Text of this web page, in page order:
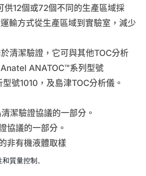
供12個或72個不同的生產區域採
輸方式從生產區域到實驗室，減少
清潔驗證，它可與其他TOC分析
ANATOC™系列型號
號1010，及島津TOC分析儀。
潔驗證協議的一部分。
協議的一部分。
非有機液體取樣
質量控制。